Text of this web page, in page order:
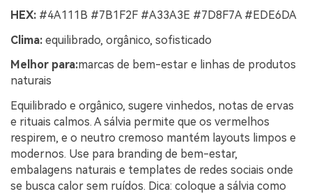
HEX: #4A111B #7B1F2F #A33A3E #7D8F7A #EDE6DA
Clima: equilibrado, orgânico, sofisticado
Melhor para:marcas de bem-estar e linhas de produtos
naturais
Equilibrado e orgânico, sugere vinhedos, notas de ervas
e rituais calmos. A sálvia permite que os vermelhos
respirem, e o neutro cremoso mantém layouts limpos e
modernos. Use para branding de bem-estar,
embalagens naturais e templates de redes sociais onde
se busca calor sem ruídos. Dica: coloque a sálvia como